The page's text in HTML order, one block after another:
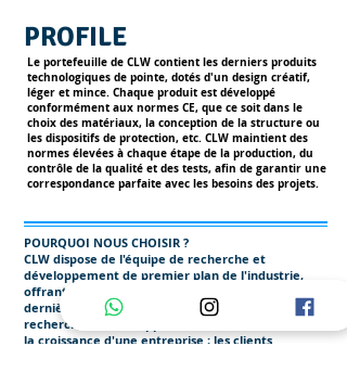
PROFILE
Le portefeuille de CLW contient les derniers produits
technologiques de pointe, dotés d'un design créatif,
léger et mince. Chaque produit est développé
conformément aux normes CE, que ce soit dans le
choix des matériaux, la conception de la structure ou
les dispositifs de protection, etc. CLW maintient des
normes élevées à chaque étape de la production, du
contrôle de la qualité et des tests, afin de garantir une
correspondance parfaite avec les besoins des projets.
POURQUOI NOUS CHOISIR ?
CLW dispose de l'équipe de recherche et
développement de premier plan de l'industrie,
offrant des produits conviviaux dotés des
dernières technologies et de designs innovants. La
recherche et développement (R&D) est le cœur de
la croissance d'une entreprise ; les clients